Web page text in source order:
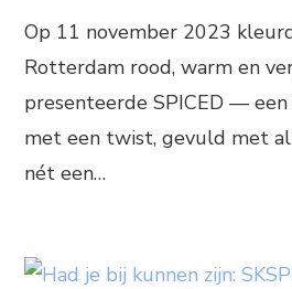
Op 11 november 2023
Rotterdam rood, warm en
presenteerde SPICED —
met een twist, gevuld met
nét een…